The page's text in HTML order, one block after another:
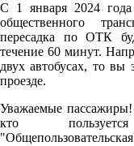
С 1 января 2024
общественного
пересадка по ОТК
течение 60 минут.
двух автобусах, то вы
проезде.
Уважаемые
кто